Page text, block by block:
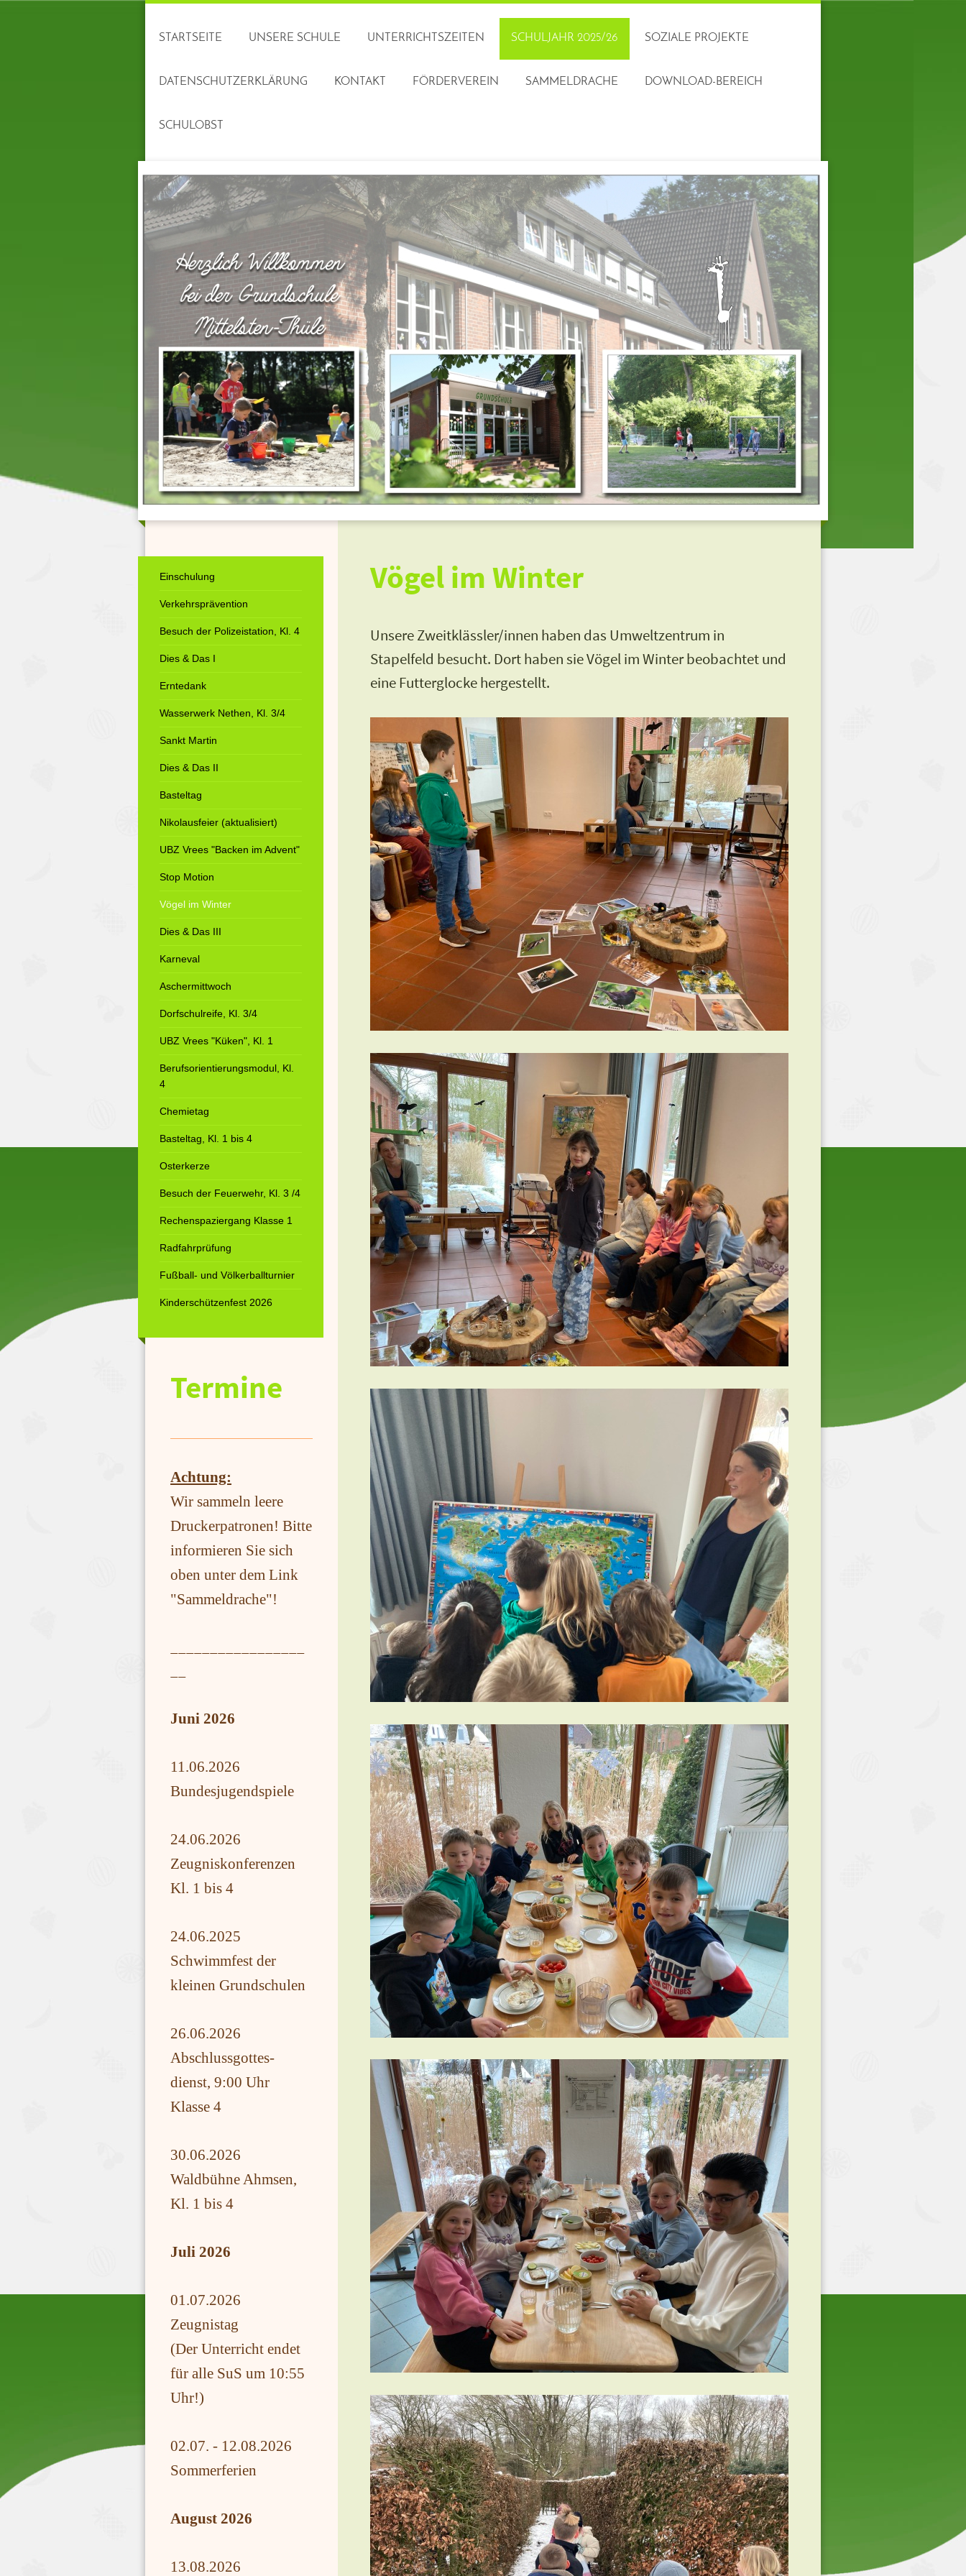
STARTSEITE UNSERE SCHULE UNTERRICHTSZEITEN SCHULJAHR 2025/26 SOZIALE PROJEKTE
DATENSCHUTZERKLÄRUNG KONTAKT FÖRDERVEREIN SAMMELDRACHE DOWNLOAD-BEREICH
SCHULOBST
Vögel im Winter
Unsere Zweitklässler/innen haben das Umweltzentrum in
Stapelfeld besucht. Dort haben sie Vögel im Winter beobachtet und
eine Futterglocke hergestellt.
Einschulung
Verkehrsprävention
Besuch der Polizeistation, Kl. 4
Dies & Das I
Erntedank
Wasserwerk Nethen, Kl. 3/4
Sankt Martin
Dies & Das II
Basteltag
Nikolausfeier (aktualisiert)
UBZ Vrees "Backen im Advent"
Stop Motion
Vögel im Winter
Dies & Das III
Karneval
Aschermittwoch
Dorfschulreife, Kl. 3/4
UBZ Vrees "Küken", Kl. 1
Berufsorientierungsmodul, Kl.
4
Chemietag
Basteltag, Kl. 1 bis 4
Osterkerze
Besuch der Feuerwehr, Kl. 3 /4
Rechenspaziergang Klasse 1
Radfahrprüfung
Fußball- und Völkerballturnier
Kinderschützenfest 2026
Termine
Achtung:
Wir sammeln leere
Druckerpatronen! Bitte
informieren Sie sich
oben unter dem Link
"Sammeldrache"!
Juni 2026
11.06.2026
Bundesjugendspiele
24.06.2026
Zeugniskonferenzen
Kl. 1 bis 4
24.06.2025
Schwimmfest der
kleinen Grundschulen
26.06.2026
Abschlussgottes-
dienst, 9:00 Uhr
Klasse 4
30.06.2026
Waldbühne Ahmsen,
Kl. 1 bis 4
Juli 2026
01.07.2026
Zeugnistag
(Der Unterricht endet
für alle SuS um 10:55
Uhr!)
02.07. - 12.08.2026
Sommerferien
August 2026
13.08.2026